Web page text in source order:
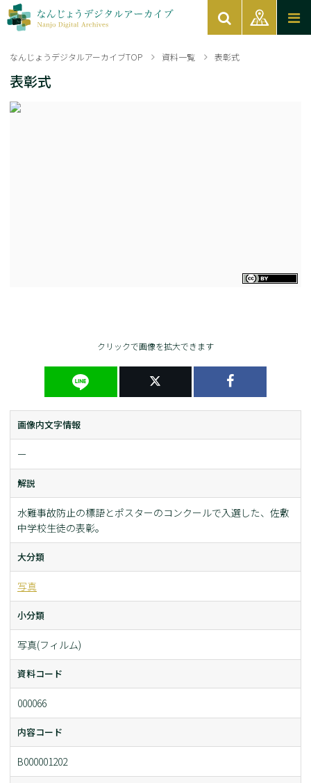
なんじょうデジタルアーカイブTOP 資料一覧 表彰式
表彰式
クリックで画像を拡大できます
画像内文字情報
ー
解説
水難事故防止の標語とポスターのコンクールで入選した、佐敷
中学校生徒の表彰。
大分類
写真
小分類
写真(フィルム)
資料コード
000066
内容コード
B000001202